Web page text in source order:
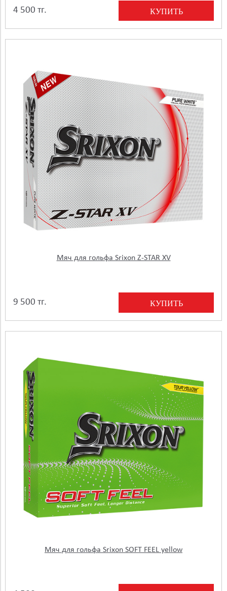
4 500 тг. КУПИТЬ
Мяч для гольфа Srixon Z-STAR XV
9 500 тг. КУПИТЬ
Мяч для гольфа Srixon SOFT FEEL yellow